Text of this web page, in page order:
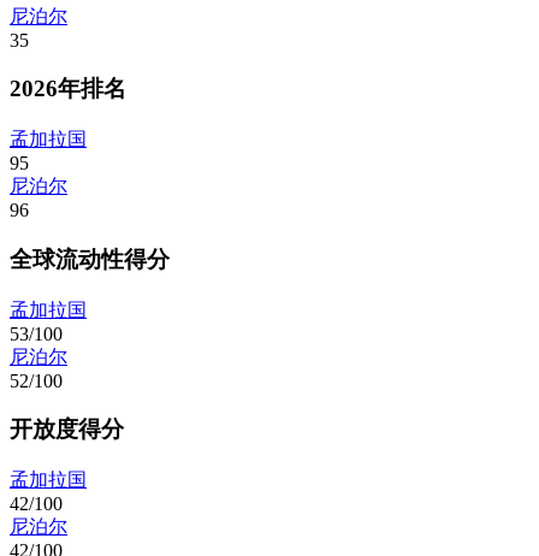
尼泊尔
35
2026年排名
孟加拉国
95
尼泊尔
96
全球流动性得分
孟加拉国
53/100
尼泊尔
52/100
开放度得分
孟加拉国
42/100
尼泊尔
42/100